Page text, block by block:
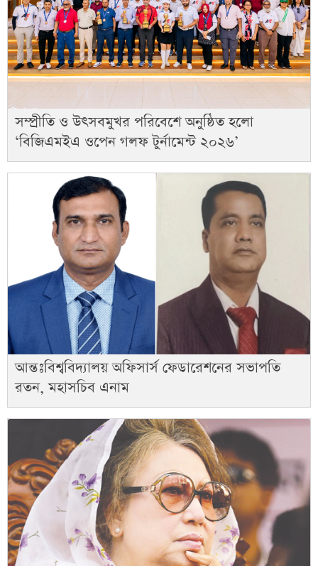
সম্প্রীতি ও উৎসবমুখর পরিবেশে অনুষ্ঠিত হলো
‘বিজিএমইএ ওপেন গলফ টুর্নামেন্ট ২০২৬’
আন্তঃবিশ্ববিদ্যালয় অফিসার্স ফেডারেশনের সভাপতি
রতন, মহাসচিব এনাম